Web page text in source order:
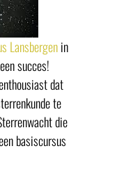
Lansbergenin
succes!
dat
te
die
basiscursus